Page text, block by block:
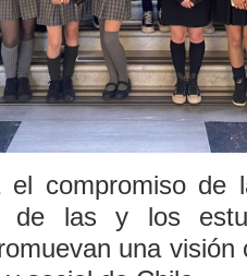
el compromiso de
de las y los
una